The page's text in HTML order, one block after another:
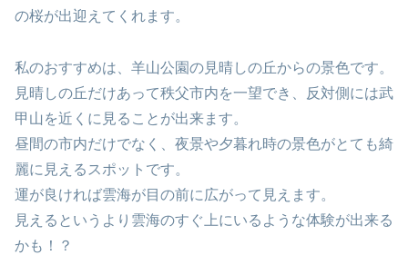
の桜が出迎えてくれます。
私のおすすめは、羊山公園の見晴しの丘からの景色です。
見晴しの丘だけあって秩父市内を一望でき、反対側には武
甲山を近くに見ることが出来ます。
昼間の市内だけでなく、夜景や夕暮れ時の景色がとても綺
麗に見えるスポットです。
運が良ければ雲海が目の前に広がって見えます。
見えるというより雲海のすぐ上にいるような体験が出来る
かも！？